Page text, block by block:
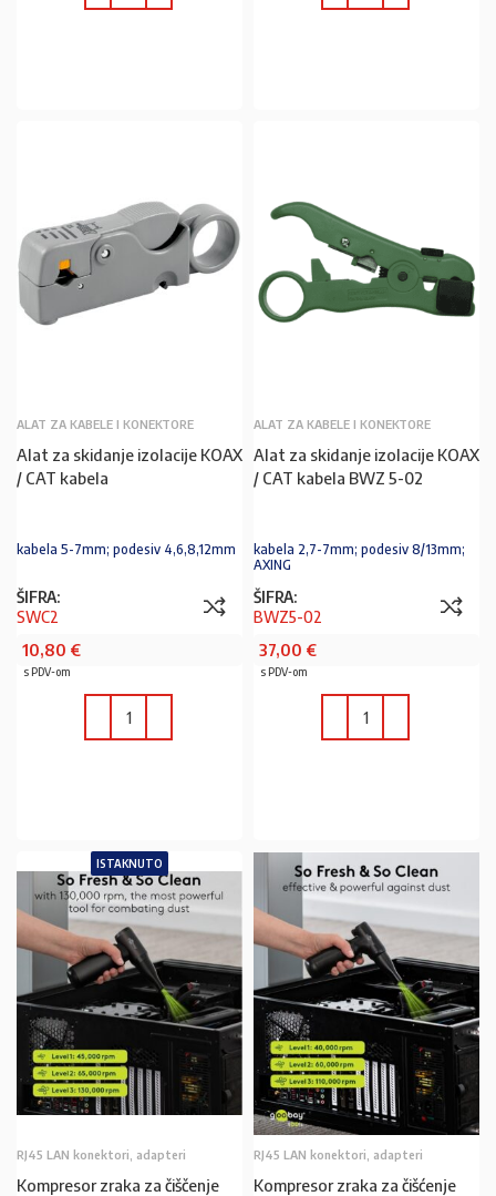
ALAT ZA KABELE I KONEKTORE
Alat za skidanje izolacije KOAX
/ CAT kabela
kabela 5-7mm; podesiv 4,6,8,12mm
ŠIFRA:
SWC2
10,80 €
s PDV-om
ALAT ZA KABELE I KONEKTORE
Alat za skidanje izolacije KOAX
/ CAT kabela BWZ 5-02
kabela 2,7-7mm; podesiv 8/13mm;
AXING
ŠIFRA:
BWZ5-02
37,00 €
s PDV-om
ISTAKNUTO
RJ45 LAN konektori, adapteri
Kompresor zraka za čiščenje
RJ45 LAN konektori, adapteri
Kompresor zraka za čišćenje